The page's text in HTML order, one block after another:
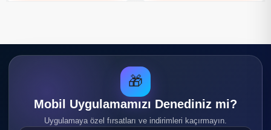
🎁
Mobil Uygulamamızı Denediniz mi?
Uygulamaya özel fırsatları ve indirimleri kaçırmayın.